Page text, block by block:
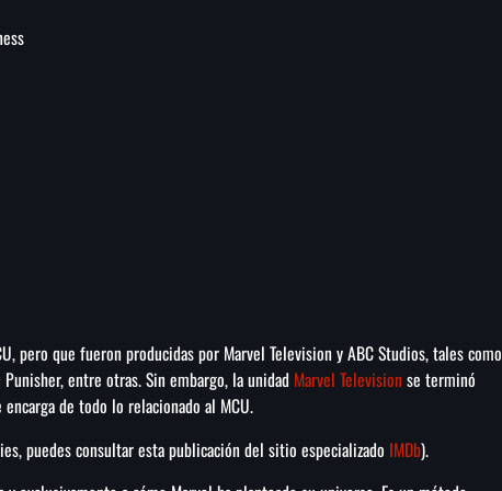
pero que fueron producidas por Marvel Television y ABC Studios, tales como
Punisher, entre otras. Sin embargo, la unidad Marvel Television se terminó
de todo lo relacionado al MCU.
puedes consultar esta publicación del sitio especializado IMDb).